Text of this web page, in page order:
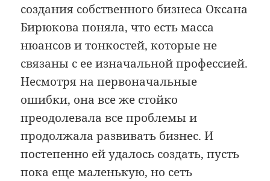
создания собственного бизнеса Оксана
Бирюкова поняла, что есть масса
нюансов и тонкостей, которые не
связаны с ее изначальной профессией.
Несмотря на первоначальные
ошибки, она все же стойко
преодолевала все проблемы и
продолжала развивать бизнес. И
постепенно ей удалось создать, пусть
пока еще маленькую, но сеть